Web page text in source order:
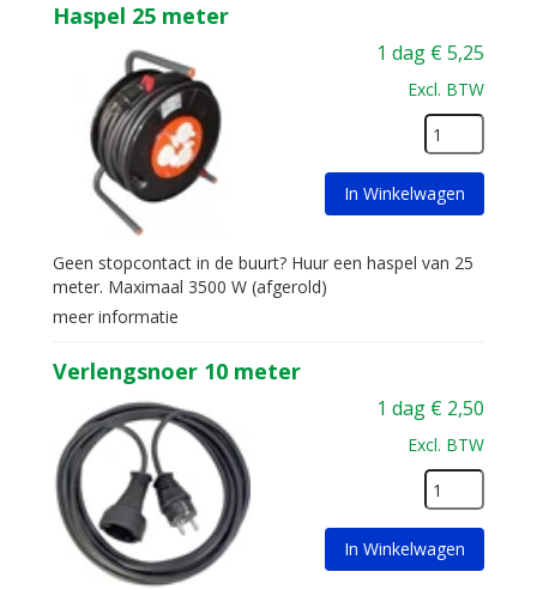
Haspel 25 meter
1 dag €5,25
Excl. BTW
In Winkelwagen
Geen stopcontact in de buurt? Huur een haspel van 25
meter. Maximaal 3500 W (afgerold)
meer informatie
Verlengsnoer 10 meter
1 dag € 2,50
Excl. BTW
In Winkelwagen